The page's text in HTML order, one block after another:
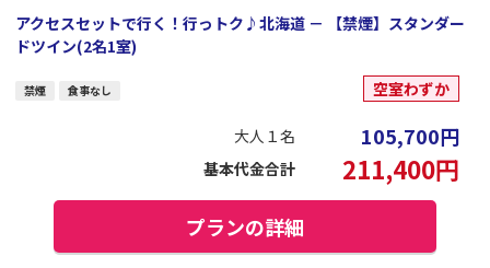
アクセスセットで行く！行っトク♪北海道 － 【禁煙】スタンダー
ドツイン(2名1室)
禁煙 食事なし 空室わずか
大人１名 105,700円
基本代金合計 211,400円
プランの詳細